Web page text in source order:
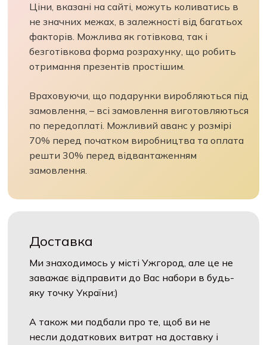
Ціни, вказані на сайті, можуть коливатись в
не значних межах, в залежності від багатьох
факторів. Можлива як готівкова, так і
безготівкова форма розрахунку, що робить
отримання презентів простішим.
Враховуючи, що подарунки виробляються під
замовлення, – всі замовлення виготовляються
по передоплаті. Можливий аванс у розмірі
70% перед початком виробництва та оплата
решти 30% перед відвантаженням
замовлення.
Доставка
Ми знаходимось у місті Ужгород, але це не
заважає відправити до Вас набори в будь-
яку точку України:)
А також ми подбали про те, щоб ви не
несли додаткових витрат на доставку і